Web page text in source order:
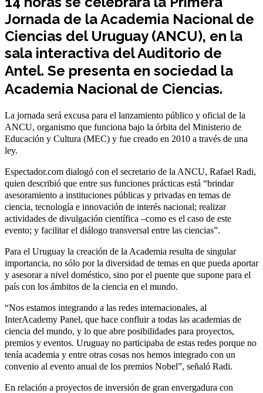
Jornada de la Academia Nacional de
Ciencias del Uruguay (ANCU), en la
sala interactiva del Auditorio de
Antel. Se presenta en sociedad la
Academia Nacional de Ciencias.
La jornada será excusa para el lanzamiento público y oficial de la
ANCU, organismo que funciona bajo la órbita del Ministerio de
Educación y Cultura (MEC) y fue creado en 2010 a través de una
ley.
Espectador.com dialogó con el secretario de la ANCU, Rafael Radi,
quien describió que entre sus funciones prácticas está “brindar
asesoramiento a instituciones públicas y privadas en temas de
ciencia, tecnología e innovación de interés nacional; realizar
actividades de divulgación científica –como es el caso de este
evento; y facilitar el diálogo transversal entre las ciencias”.
Para el Uruguay la creación de la Academia resulta de singular
importancia, no sólo por la diversidad de temas en que pueda aportar
y asesorar a nivel doméstico, sino por el puente que supone para el
país con los ámbitos de la ciencia en el mundo.
“Nos estamos integrando a las redes internacionales, al
InterAcademy Panel, que hace confluir a todas las academias de
ciencia del mundo, y lo que abre posibilidades para proyectos,
premios y eventos. Uruguay no participaba de estas redes porque no
tenía academia y entre otras cosas nos hemos integrado con un
convenio al evento anual de los premios Nobel”, señaló Radi.
En relación a proyectos de inversión de gran envergadura con